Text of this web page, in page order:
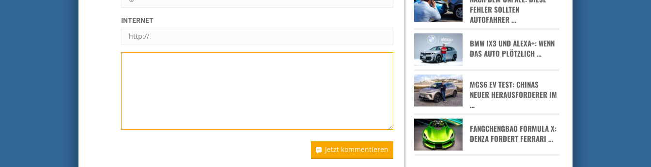
INTERNET
Jetzt kommentieren
FEHLER SOLLTEN
AUTOFAHRER …
BMW IX3 UND ALEXA+: WENN
DAS AUTO PLÖTZLICH …
MGS6 EV TEST: CHINAS
NEUER HERAUSFORDERER IM
…
FANGCHENGBAO FORMULA X:
DENZA FORDERT FERRARI …